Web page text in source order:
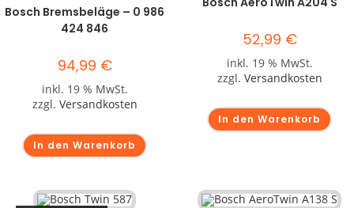
Bosch Bremsbeläge – 0 986
424 846
94,99 €
inkl. 19 % MwSt.
zzgl. Versandkosten
In den Warenkorb
52,99 €
inkl. 19 % MwSt.
zzgl. Versandkosten
In den Warenkorb